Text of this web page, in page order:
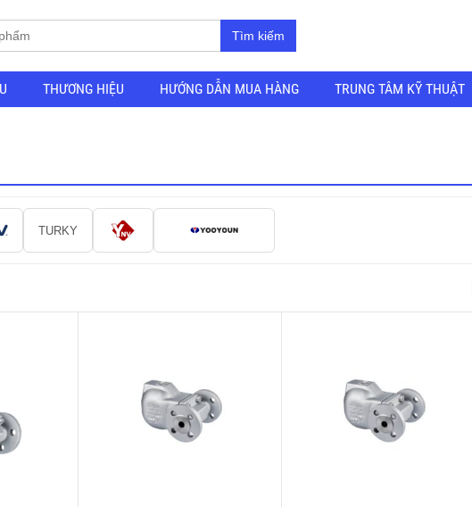
Tìm kiếm
THƯƠNG HIỆU HƯỚNG DẪN MUA HÀNG TRUNG TÂM KỸ THUẬT
TURKY